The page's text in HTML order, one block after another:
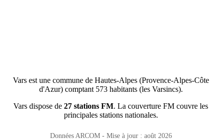
Vars est une commune de Hautes-Alpes (Provence-Alpes-Côte
d'Azur) comptant 573 habitants (les Varsincs).
Vars dispose de27 stations FM. La couverture FM couvre les
principales stations nationales.
Données ARCOM - Mise à jour : août 2026